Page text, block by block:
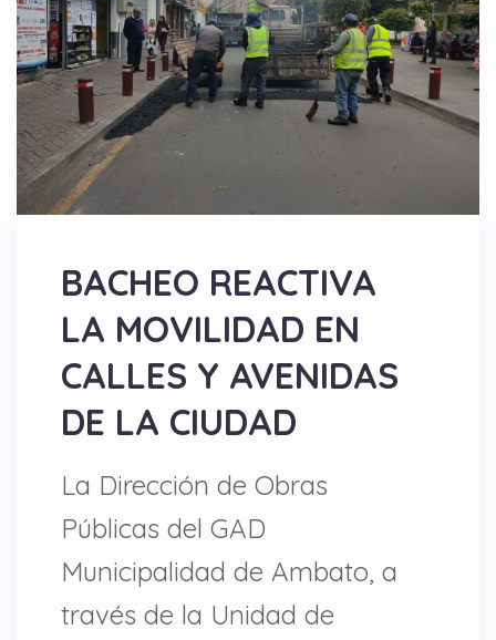
BACHEO REACTIVA
LA MOVILIDAD EN
CALLES Y AVENIDAS
DE LA CIUDAD
La Dirección de Obras
Públicas del GAD
Municipalidad de Ambato, a
través de la Unidad de